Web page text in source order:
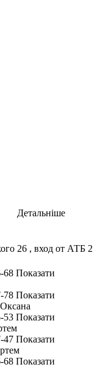
Детальніше
26 , вход от АТБ 2
68 Показати
78 Показати
53 Показати
47 Показати
68 Показати